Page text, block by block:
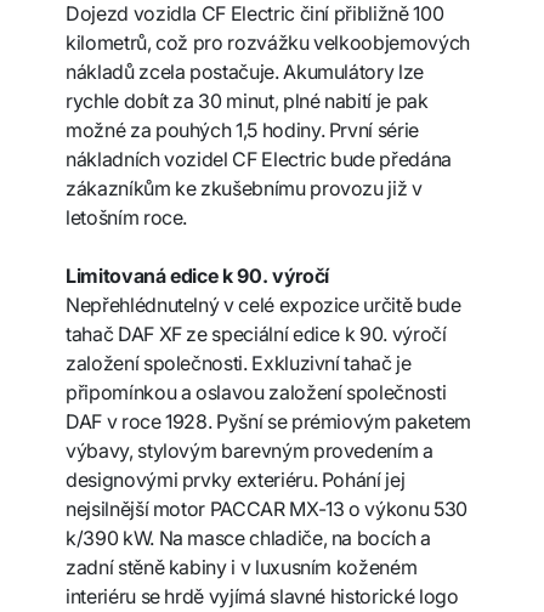
Dojezd vozidla CF Electric činí přibližně 100
kilometrů, což pro rozvážku velkoobjemových
nákladů zcela postačuje. Akumulátory lze
rychle dobít za 30 minut, plné nabití je pak
možné za pouhých 1,5 hodiny. První série
nákladních vozidel CF Electric bude předána
zákazníkům ke zkušebnímu provozu již v
letošním roce.
Limitovaná edice k 90. výročí
Nepřehlédnutelný v celé expozice určitě bude
tahač DAF XF ze speciální edice k 90. výročí
založení společnosti. Exkluzivní tahač je
připomínkou a oslavou založení společnosti
DAF v roce 1928. Pyšní se prémiovým paketem
výbavy, stylovým barevným provedením a
designovými prvky exteriéru. Pohání jej
nejsilnější motor PACCAR MX-13 o výkonu 530
k/390 kW. Na masce chladiče, na bocích a
zadní stěně kabiny i v luxusním koženém
interiéru se hrdě vyjímá slavné historické logo